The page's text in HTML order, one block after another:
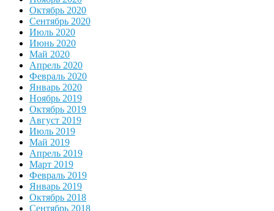
Октябрь 2020
Сентябрь 2020
Июль 2020
Июнь 2020
Май 2020
Апрель 2020
Февраль 2020
Январь 2020
Ноябрь 2019
Октябрь 2019
Август 2019
Июль 2019
Май 2019
Апрель 2019
Март 2019
Февраль 2019
Январь 2019
Октябрь 2018
Сентябрь 2018